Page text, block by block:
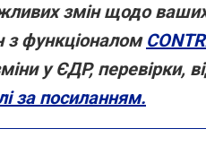
змін щодо
з функціоналом
у ЄДР, перевірки,
за посиланням.